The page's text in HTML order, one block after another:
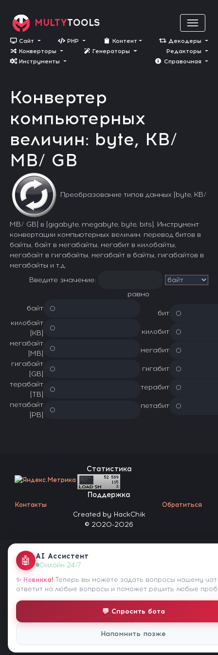
MULTYTOOLS
Сайт PHP Контент
Декодеры
Конверторы
Генераторы
Редакторы
Инструменты
Cправочная
Конвертер
компьютерных
величин: byte, KB/
MB/ GB
Преобразование типов данных [byte, KB/
MB/ GB] в [gigabyte, megabyte, byte, bits]. Инструмент
конвертации компьютерных величин: перевод битов в
байты, байт в мегабайты, мегабит в килобайты,
мегабайт в гигабайты, мегабайт в байты, гигабайтов в
мегабайты и т.д.
Введите значение:
равно
байт
килобайт
[KB]
мегабайт
[MB]
гигабайт
[GB]
терабайт
[TB]
петабайт
[PB]
бит
килобит
мегабит
гигабит
терабит
петабит
🤖 AI Ассистент
Онлайн 24/7
✨ Новинка! Теперь вы можете задать вопросы нашему
ответит на любые вопросы и поможет решить любые
💬 Спросить бота
Напомнить позже
Статистика
Поддержка
Контакты Обратиться
Created by HackChik
© 2020-2026